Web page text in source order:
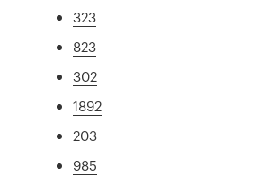
323
823
302
1892
203
985